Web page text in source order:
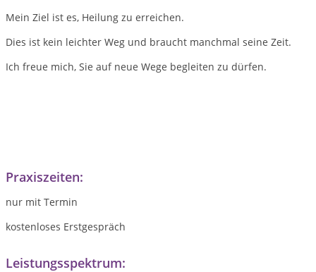
Mein Ziel ist es, Heilung zu erreichen.
Dies ist kein leichter Weg und braucht manchmal seine Zeit.
Ich freue mich, Sie auf neue Wege begleiten zu dürfen.
Praxiszeiten:
nur mit Termin
kostenloses Erstgespräch
Leistungsspektrum: